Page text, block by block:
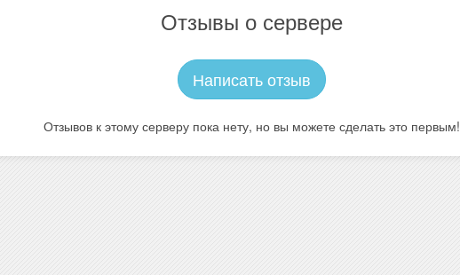
Отзывы о сервере
Написать отзыв
Отзывов к этому серверу пока нету, но вы можете сделать это первым!